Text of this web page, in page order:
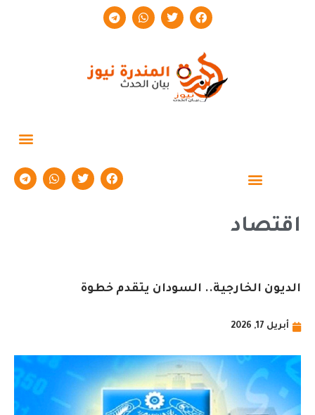
اقتصاد
الديون الخارجية.. السودان يتقدم خطوة
أبريل 17, 2026